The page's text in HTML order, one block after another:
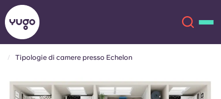
Tipologie di camere presso Echelon